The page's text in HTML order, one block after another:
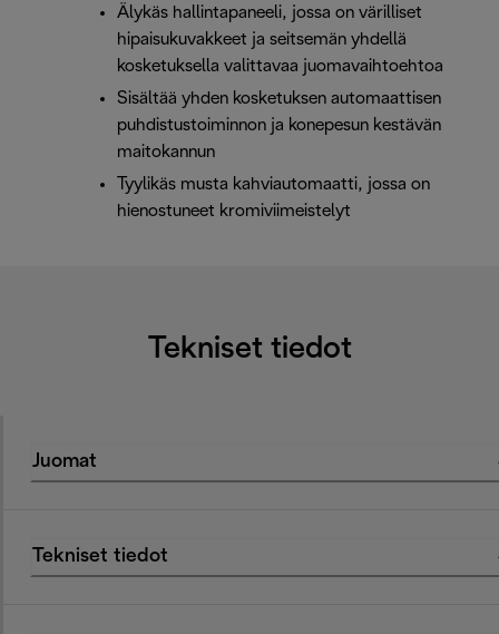
Älykäs hallintapaneeli, jossa on värilliset
hipaisukuvakkeet ja seitsemän yhdellä
kosketuksella valittavaa juomavaihtoehtoa
Sisältää yhden kosketuksen automaattisen
puhdistustoiminnon ja konepesun kestävän
maitokannun
Tyylikäs musta kahviautomaatti, jossa on
hienostuneet kromiviimeistelyt
Tekniset tiedot
Juomat
Tekniset tiedot